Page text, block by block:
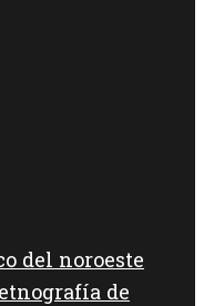
del noroeste
de